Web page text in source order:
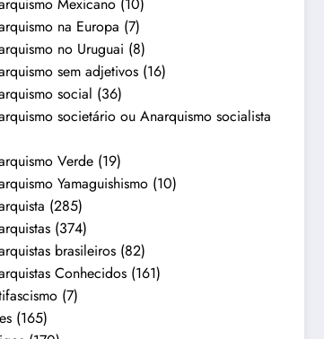
Mexicano (10)
na Europa (7)
no Uruguai (8)
sem adjetivos (16)
social (36)
societário ou Anarquismo socialista
Verde (19)
Yamaguishismo (10)
(285)
(374)
brasileiros (82)
Conhecidos (161)
(7)
(165)